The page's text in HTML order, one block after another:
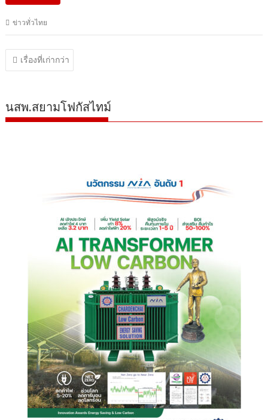
ข่าวทั่วไทย
แนะแนว
เรื่อง
เรื่องที่เก่ากว่า
นสพ.สยามโฟกัสไทม์